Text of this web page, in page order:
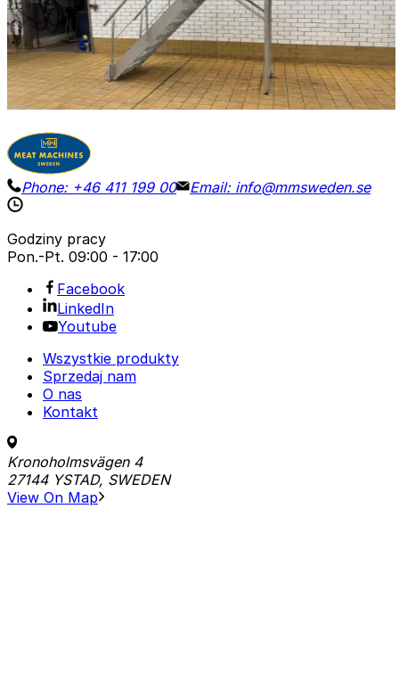
220 x 75 x 290 cm
Platforma ze stali nierdzewnej do inspekcji lub do użycia
jako pomost. Wysokość stopnia: 130 cm.
Szczegóły Poproś o wycenę
Phone: +46 411 199 00 Email: info@mmsweden.se
Godziny pracy
Pon.-Pt. 09:00 - 17:00
Facebook
LinkedIn
Youtube
Wszystkie produkty
Sprzedaj nam
O nas
Kontakt
Kronoholmsvägen 4
27144 YSTAD, SWEDEN
View On Map